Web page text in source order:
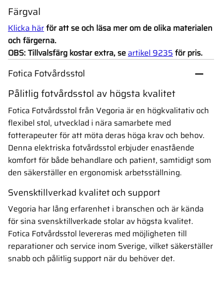
Färgval
Klicka härför att se och läsa mer om de olika materialen
och färgerna.
OBS: Tillvalsfärg kostar extra, seartikel 9235för pris.
Fotica Fotvårdsstol
Pålitlig fotvårdsstol av högsta kvalitet
Fotica Fotvårdsstol från Vegoria är en högkvalitativ och
flexibel stol, utvecklad i nära samarbete med
fotterapeuter för att möta deras höga krav och behov.
Denna elektriska fotvårdsstol erbjuder enastående
komfort för både behandlare och patient, samtidigt som
den säkerställer en ergonomisk arbetsställning.
Svensktillverkad kvalitet och support
Vegoria har lång erfarenhet i branschen och är kända
för sina svensktillverkade stolar av högsta kvalitet.
Fotica Fotvårdsstol levereras med möjligheten till
reparationer och service inom Sverige, vilket säkerställer
snabb och pålitlig support när du behöver det.